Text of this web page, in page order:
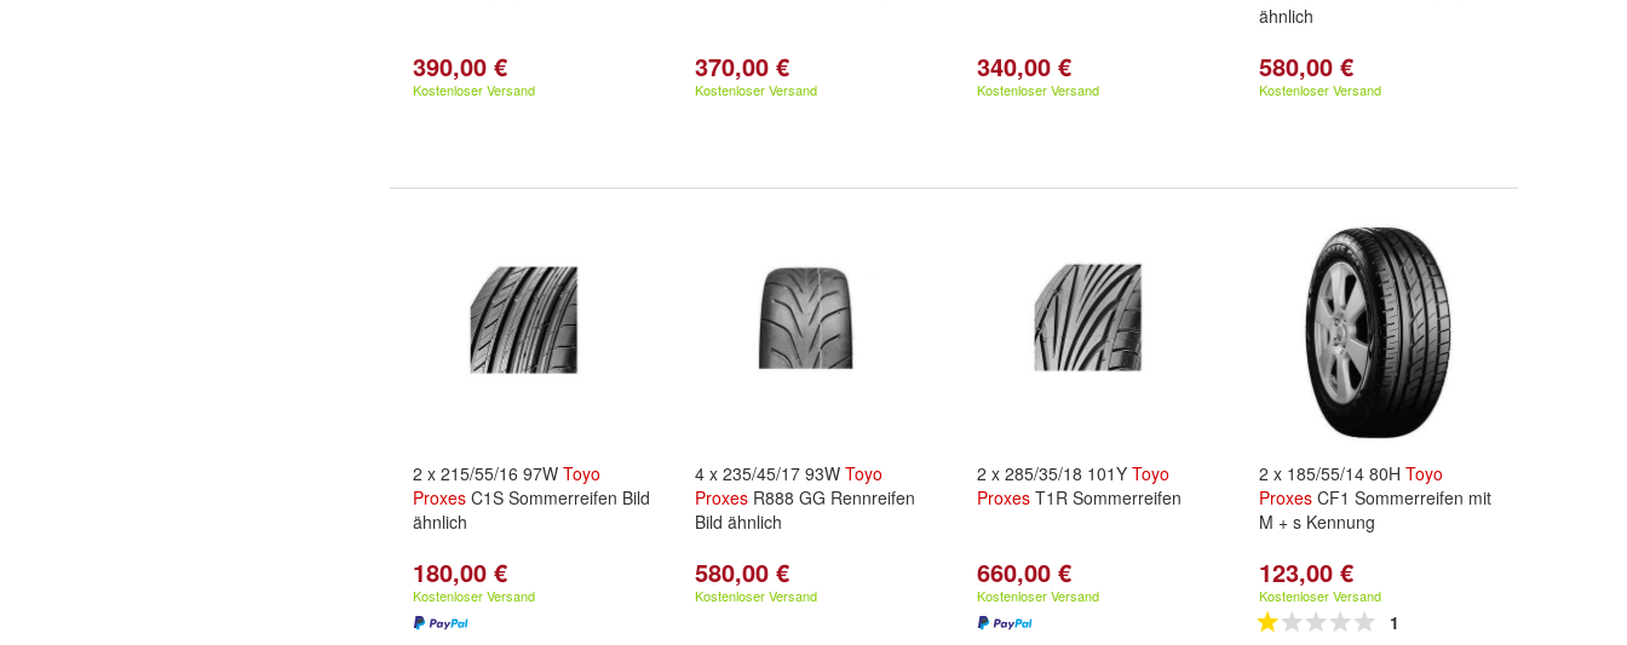
390,00 €
Kostenloser Versand
370,00 €
Kostenloser Versand
340,00 €
Kostenloser Versand
ähnlich
580,00 €
Kostenloser Versand
2 x 215/55/16 97W Toyo
Proxes C1S Sommerreifen Bild
ähnlich
180,00 €
Kostenloser Versand
4 x 235/45/17 93W Toyo
Proxes R888 GG Rennreifen
Bild ähnlich
580,00 €
Kostenloser Versand
2 x 285/35/18 101Y Toyo
Proxes T1R Sommerreifen
660,00 €
Kostenloser Versand
2 x 185/55/14 80H Toyo
Proxes CF1 Sommerreifen mit
M + s Kennung
123,00 €
Kostenloser Versand
1